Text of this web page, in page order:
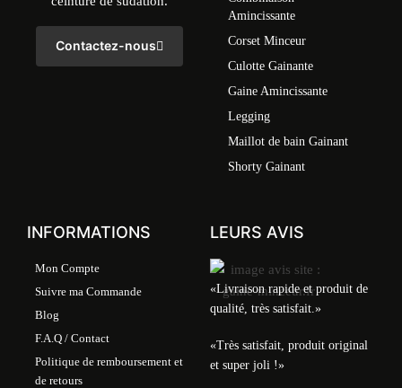
Contactez-nous
Amincissante
Corset Minceur
Culotte Gainante
Gaine Amincissante
Legging
Maillot de bain Gainant
Shorty Gainant
INFORMATIONS
Mon Compte
Suivre ma Commande
Blog
F.A.Q / Contact
Politique de remboursement et
de retours
LEURS AVIS
«Livraison rapide et produit de
qualité, très satisfait.»
«Très satisfait, produit original
et super joli !»